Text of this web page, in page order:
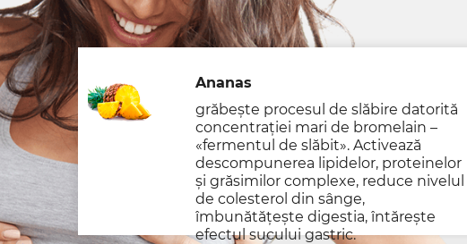
Ananas
grăbește procesul de slăbire datorită
concentrației mari de bromelain –
«fermentul de slăbit». Activează
descompunerea lipidelor, proteinelor
și grăsimilor complexe, reduce nivelul
de colesterol din sânge,
îmbunătățește digestia, întărește
efectul sucului gastric.